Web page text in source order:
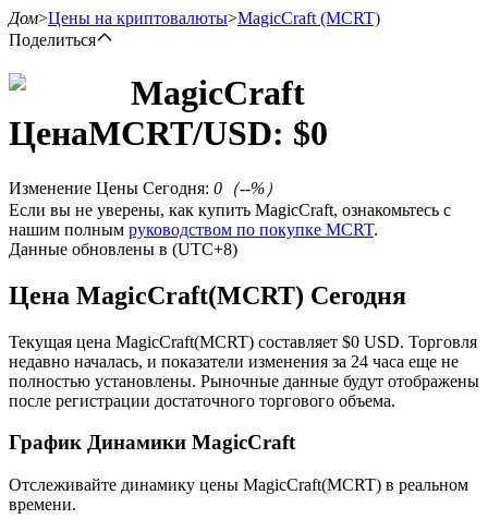
Фьючерсы
USDT-фьючерсы
Фьючерсы с использованием USDT в качестве
обеспечения
Дом>Цены на криптовалюты>MagicCraft (MCRT)
Поделиться
MagicCraft
ЦенаMCRT/USD: $0
Изменение Цены Сегодня: 0 （--%）
Если вы не уверены, как купить MagicCraft, ознакомьтесь с
нашим полным руководством по покупке MCRT.
Данные обновлены в (UTC+8)
Цена MagicCraft(MCRT) Сегодня
Текущая цена MagicCraft(MCRT) составляет $0 USD. Торговля
недавно началась, и показатели изменения за 24 часа еще не
полностью установлены. Рыночные данные будут отображены
после регистрации достаточного торгового объема.
График Динамики MagicCraft
Отслеживайте динамику цены MagicCraft(MCRT) в реальном
времени.